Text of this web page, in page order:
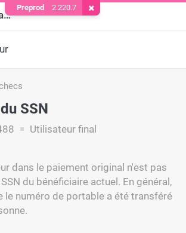
Documentation
SSN
Utilisateur final
dans le paiement original n'est pas
du bénéficiaire actuel. En général,
le numéro de portable a été transféré
Preprod 2.220.7 Supprimer le cookie